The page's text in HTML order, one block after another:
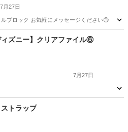
7月27日
ブロック お気軽にメッセージください😊
イクアップ オイル
ズニー】クリアファイル⑥
7月27日
他 クリアファイル
トラップ